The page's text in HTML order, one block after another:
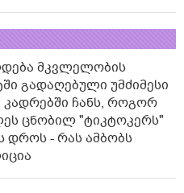
მკვლელობის
გადაღებული უმძიმესი
კადრებში ჩანს, როგორ
ცნობილ "ტიკტოკერს"
დროს - რას ამბობს